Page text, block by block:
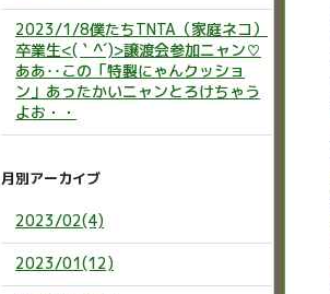
2023/1/8僕たちTNTA（家庭ネコ）
卒業生<(｀^´)>譲渡会参加ニャン♡
ああ‥この「特製にゃんクッショ
ン」あったかいニャンとろけちゃう
よお・・
月別アーカイブ
2023/02(4)
2023/01(12)